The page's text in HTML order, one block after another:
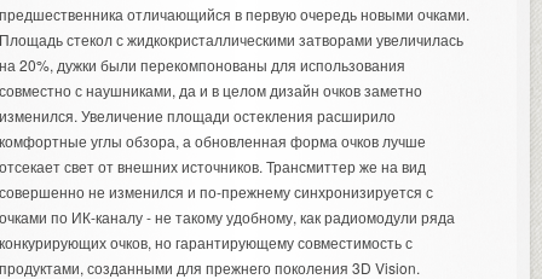
отличающийся в первую очередь новыми очками.
стекол с жидкокристаллическими затворами увеличилась
20%, дужки были перекомпонованы для использования
с наушниками, да и в целом дизайн очков заметно
Увеличение площади остекления расширило
углы обзора, а обновленная форма очков лучше
свет от внешних источников. Трансмиттер же на вид
не изменился и по-прежнему синхронизируется с
по ИК-каналу - не такому удобному, как радиомодули ряда
очков, но гарантирующему совместимость с
созданными для прежнего поколения 3D Vision.